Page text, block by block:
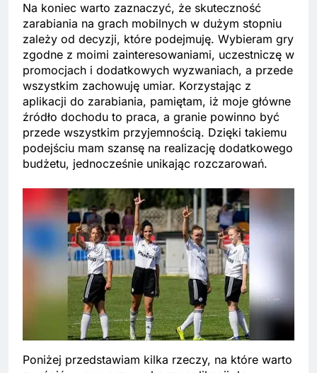
Na koniec warto zaznaczyć, że skuteczność
zarabiania na grach mobilnych w dużym stopniu
zależy od decyzji, które podejmuję. Wybieram gry
zgodne z moimi zainteresowaniami, uczestniczę w
promocjach i dodatkowych wyzwaniach, a przede
wszystkim zachowuję umiar. Korzystając z
aplikacji do zarabiania, pamiętam, iż moje główne
źródło dochodu to praca, a granie powinno być
przede wszystkim przyjemnością. Dzięki takiemu
podejściu mam szansę na realizację dodatkowego
budżetu, jednocześnie unikając rozczarowań.
Poniżej przedstawiam kilka rzeczy, na które warto